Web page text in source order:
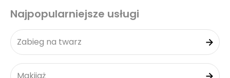
Najpopularniejsze usługi
Zabieg na twarz